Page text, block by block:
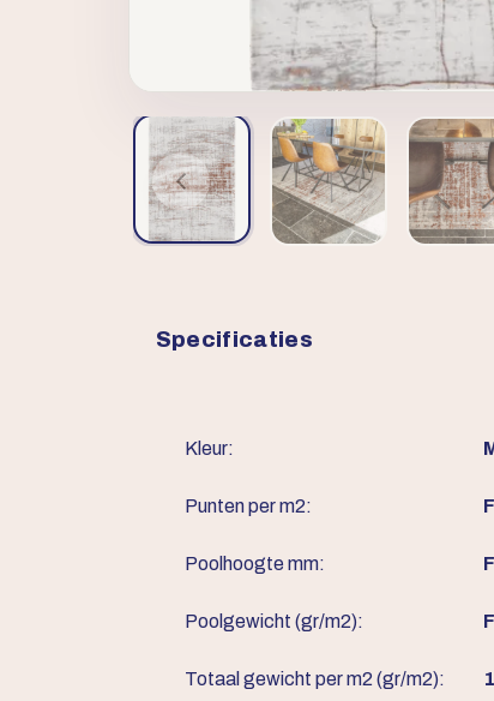
Specificaties
Kleur:
Punten per m2:
Poolhoogte mm:
Poolgewicht (gr/m2):
Totaal gewicht per m2 (gr/m2):